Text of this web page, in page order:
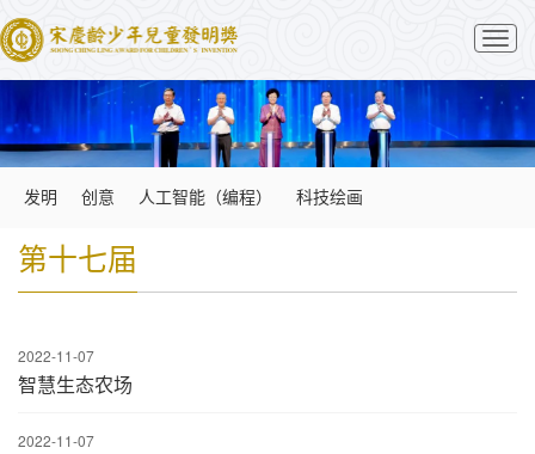
切
换
导
航
发明 创意 人工智能（编程） 科技绘画
第十七届
2022-11-07
智慧生态农场
2022-11-07